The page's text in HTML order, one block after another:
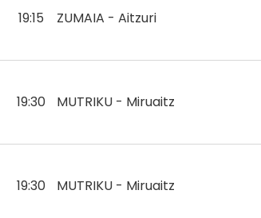
19:15 ZUMAIA - Aitzuri
19:30 MUTRIKU - Miruaitz
19:30 MUTRIKU - Miruaitz